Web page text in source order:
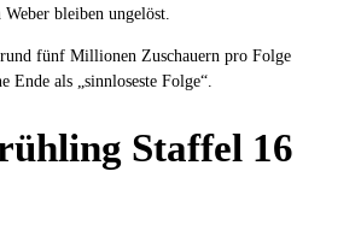
bleiben ungelöst.
fünf Millionen Zuschauern pro Folge
Ende als „sinnloseste Folge“.
Staffel 16